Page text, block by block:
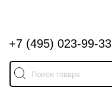
+7 (495) 023-99-33